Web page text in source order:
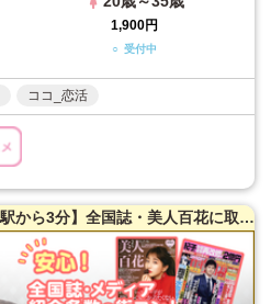
1,900円
○ 受付中
ココ_恋活
【20～43歳限定】【難波】【駅から3分】全国誌・美人百花に取材を受けた大阪で一番出会える街コン☆【新築のホテルダイニング貸切】【お一人様参加多数】【黒毛和牛肉寿司】【目の前炙り提供】【カジュアルな雰囲気】LINE交換自由＆席がえあり！